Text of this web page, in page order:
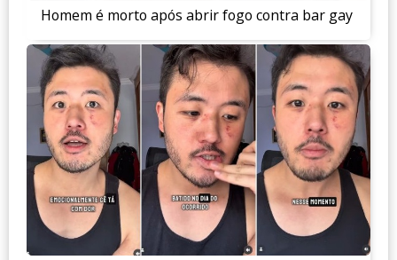
Homem é morto após abrir fogo contra bar gay